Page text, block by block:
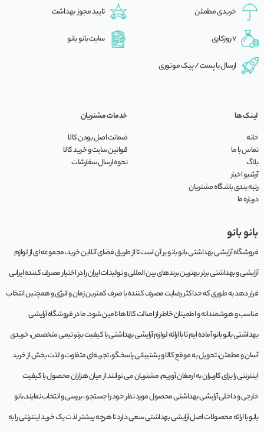
خریدی مطمئن تایید مجوز بهداشت
7 روزکاری سایت بانو بانو
ارسال با پست / پیک موتوری
لینک ها
خانه
تماس با ما
بلاگ
آرشیو اخبار
رتبه بندی باشگاه مشتریان
درباره ما
خدمات مشتریان
ضمانت اصل بودن کالا
قوانین سایت و خرید کالا
نحوه ارسال سفارشات
بانو بانو
فروشگاه آرایشی بهداشتی بانو بانو بر آن است تا از طریق فضای آنلاین خرید، مجموعه‌ ای از لوازم
آرایشی و بهداشتی برتر بهترین برندهای بین المللی و تولیدات ایران را در اختیار مصرف کننده ایرانی
قرار دهد به طوری که حداکثر رضایت مصرف کننده با صرف کمترین زمان و انرژی و همچنین انتخاب
مناسب و هوشمندانه و اطمینان خاطر از اصالت کالا ها تامین شود. ما در فروشگاه آرایشی
بهداشتی بانو بانو آماده ایم تا با ارائه لوازم آرایشی بهداشتی با کیفیت برتر، تیمی متخصص، خریدی
آسان و مطمئن، تحویل به موقع کالا و پشتیبانی پاسخگو، تجربه‌ای متفاوت و لذت بخش از خرید
اینترنتی را برای کاربران به ارمغان آوریم. مشتريان می توانند از ميان هزاران محصول با کيفيت
خارجی و داخلی آرایشی بهداشتی محصول مورد نظر خود را جستجو ، بررسی و انتخاب نمايند.بانو
بانو با ارائه محصولات اصل آرایشی بهداشتی سعی دارد تا هرچه بیشتر لذت یک خرید اینترنتی را به